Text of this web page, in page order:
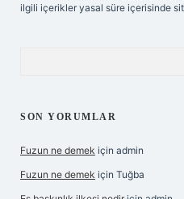
ilgili içerikler yasal süre içerisinde
SON YORUMLAR
Fuzun ne demek için admin
Fuzun ne demek için Tuğba